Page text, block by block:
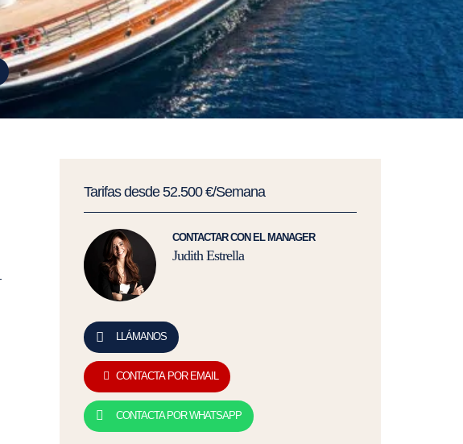
Tarifas desde 52.500 €/Semana
CONTACTAR CON EL MANAGER
Judith Estrella
LLÁMANOS
CONTACTA POR EMAIL
CONTACTA POR WHATSAPP